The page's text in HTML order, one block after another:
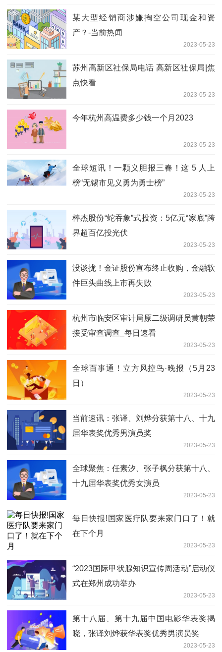
某大型经销商涉嫌掏空公司现金和资
产？-当前热闻
2023-05-23
苏州高新区社保局电话 高新区社保局|焦
点快看
2023-05-23
今年杭州高温费多少钱一个月2023
2023-05-23
全球短讯！一颗义胆报三春！这 5 人上
榜“无锡市见义勇为勇士榜”
2023-05-23
棒杰股份“蛇吞象”式投资：5亿元“家底”跨
界超百亿投光伏
2023-05-23
没谈拢！金证股份宣布终止收购，金融软
件巨头曲线上市再失败
2023-05-23
杭州市临安区审计局原二级调研员黄朝荣
接受审查调查_每日速看
2023-05-23
全球百事通！立方风控鸟·晚报（5月23
日）
2023-05-23
当前速讯：张译、刘烨分获第十八、十九
届华表奖优秀男演员奖
2023-05-23
全球聚焦：任素汐、张子枫分获第十八、
十九届华表奖优秀女演员
2023-05-23
每日快报!国家医疗队要来家门口了！就
在下个月
2023-05-23
“2023国际甲状腺知识宣传周活动”启动仪
式在郑州成功举办
2023-05-23
第十八届、第十九届中国电影华表奖揭
晓，张译刘烨获华表奖优秀男演员奖
2023-05-23